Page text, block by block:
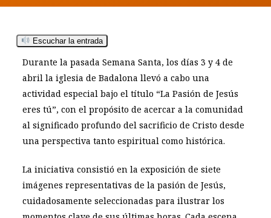
Escuchar la entrada
Durante la pasada Semana Santa, los días 3 y 4 de
abril la iglesia de Badalona llevó a cabo una
actividad especial bajo el título “La Pasión de Jesús
eres tú”, con el propósito de acercar a la comunidad
al significado profundo del sacrificio de Cristo desde
una perspectiva tanto espiritual como histórica.
La iniciativa consistió en la exposición de siete
imágenes representativas de la pasión de Jesús,
cuidadosamente seleccionadas para ilustrar los